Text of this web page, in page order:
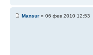
Mansur » 06 фев 2010 12:53